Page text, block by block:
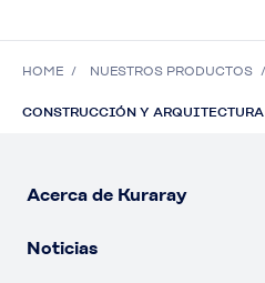
HOME NUESTROS PRODUCTOS
CONSTRUCCIÓN Y ARQUITECTURA
Acerca de Kuraray
Noticias